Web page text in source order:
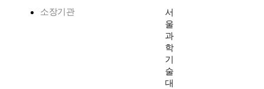
소장기관
서
울
과
학
기
술
대